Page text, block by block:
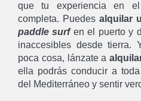
que tu experiencia en
completa. Puedes alquilar
paddle surfen el puerto y
inaccesibles desde
poca cosa, lánzate a
ella podrás conducir a
del Mediterráneo y sentir